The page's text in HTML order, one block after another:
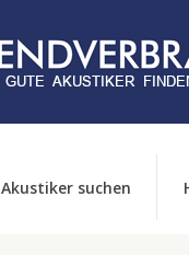
Akustiker suchen